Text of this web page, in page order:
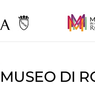
MUSEO DI